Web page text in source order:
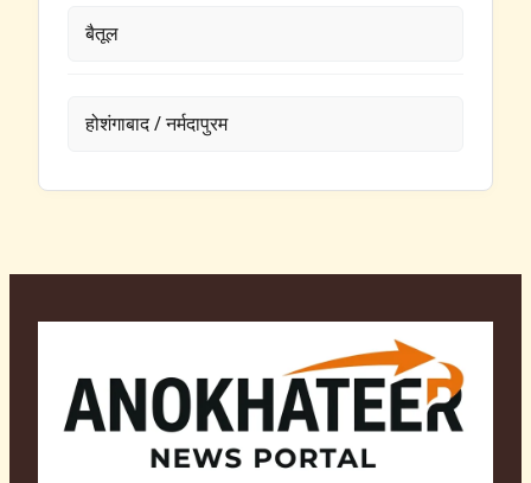
बैतूल
होशंगाबाद / नर्मदापुरम